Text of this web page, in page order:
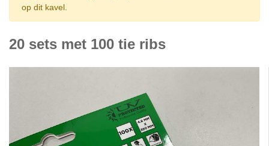
op dit kavel.
20 sets met 100 tie ribs